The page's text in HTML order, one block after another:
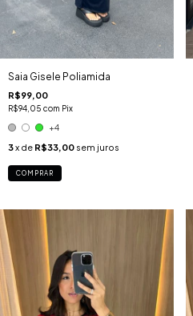
Saia Gisele Poliamida
R$99,00
R$94,05 com Pix
+4
3x de R$33,00 sem juros
COMPRAR